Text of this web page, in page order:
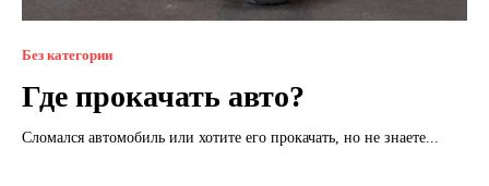
Без категории
Где прокачать авто?
Сломался автомобиль или хотите его прокачать, но не знаете...